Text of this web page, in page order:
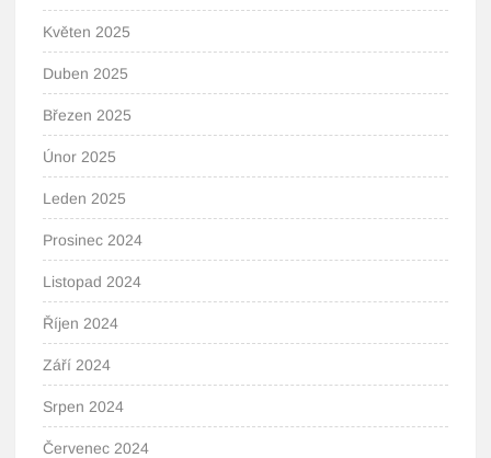
Květen 2025
Duben 2025
Březen 2025
Únor 2025
Leden 2025
Prosinec 2024
Listopad 2024
Říjen 2024
Září 2024
Srpen 2024
Červenec 2024